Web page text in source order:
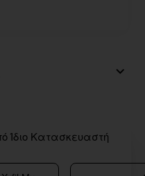
Ίδιο Κατασκευαστή